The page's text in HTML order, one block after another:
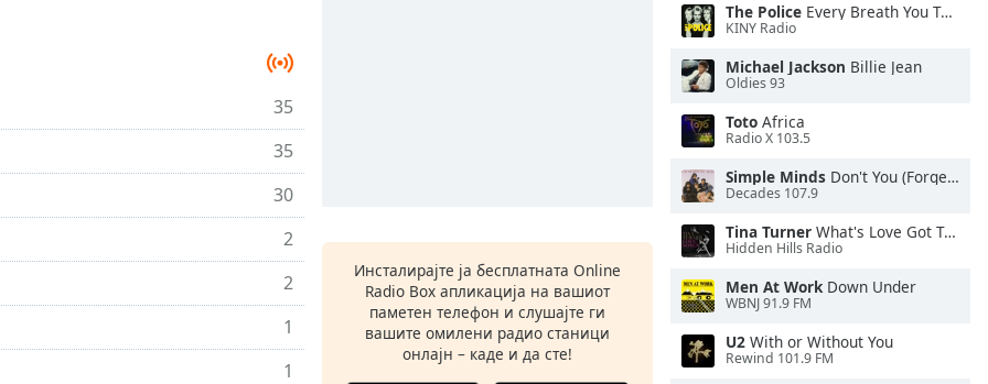
35
35
30
2
2
1
1
Инсталирајте ја бесплатната Online
Radio Box апликација на вашиот
паметен телефон и слушајте ги
вашите омилени радио станици
онлајн – каде и да сте!
The Police Every Breath You Take
KINY Radio
Michael Jackson Billie Jean
Oldies 93
Toto Africa
Radio X 103.5
Simple Minds Don't You (Forget About Me)
Decades 107.9
Tina Turner What's Love Got To Do With It
Hidden Hills Radio
Men At WorkDown Under
WBNJ 91.9 FM
U2 With or Without You
Rewind 101.9 FM